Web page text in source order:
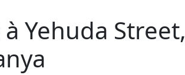
Yehuda Street,